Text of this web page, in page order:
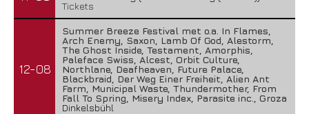
Tickets
12-08
Summer Breeze Festival met o.a. In Flames,
Arch Enemy, Saxon, Lamb Of God, Alestorm,
The Ghost Inside, Testament, Amorphis,
Paleface Swiss, Alcest, Orbit Culture,
Northlane, Deafheaven, Future Palace,
Blackbraid, Der Weg Einer Freiheit, Alien Ant
Farm, Municipal Waste, Thundermother, From
Fall To Spring, Misery Index, Parasite inc., Groza
Dinkelsbühl